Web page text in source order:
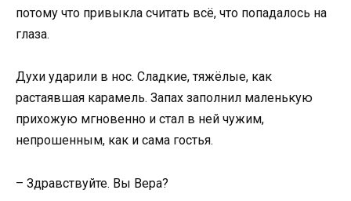
потому что привыкла считать всё, что попадалось на
глаза.
Духи ударили в нос. Сладкие, тяжёлые, как
растаявшая карамель. Запах заполнил маленькую
прихожую мгновенно и стал в ней чужим,
непрошенным, как и сама гостья.
– Здравствуйте. Вы Вера?